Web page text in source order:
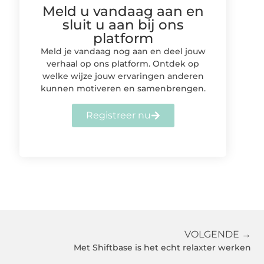
Meld u vandaag aan en
sluit u aan bij ons
platform
Meld je vandaag nog aan en deel jouw
verhaal op ons platform. Ontdek op
welke wijze jouw ervaringen anderen
kunnen motiveren en samenbrengen.
Registreer nu
VOLGENDE →
Met Shiftbase is het echt relaxter werken